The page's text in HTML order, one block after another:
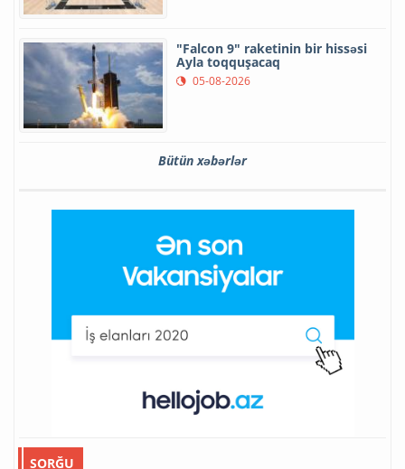
"Falcon 9" raketinin bir hissəsi
Ayla toqquşacaq
05-08-2026
Bütün xəbərlər
SORĞU